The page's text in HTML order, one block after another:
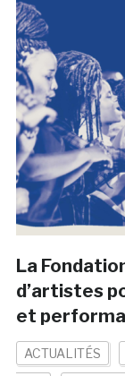
La
d’artistes
et
ACTUALITÉS